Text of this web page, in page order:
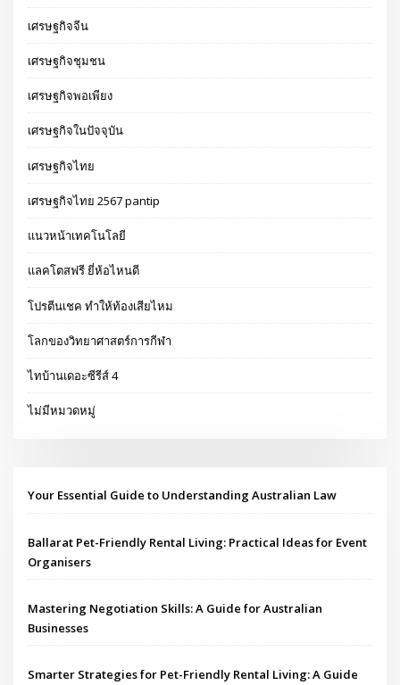
เศรษฐกิจจีน
เศรษฐกิจชุมชน
เศรษฐกิจพอเพียง
เศรษฐกิจในปัจจุบัน
เศรษฐกิจไทย
เศรษฐกิจไทย 2567 pantip
แนวหน้าเทคโนโลยี
แลคโตสฟรี ยี่ห้อไหนดี
โปรตีนเชค ทำให้ท้องเสียไหม
โลกของวิทยาศาสตร์การกีฬา
ไทบ้านเดอะซีรีส์ 4
ไม่มีหมวดหมู่
Your Essential Guide to Understanding Australian Law
Ballarat Pet-Friendly Rental Living: Practical Ideas for Event
Organisers
Mastering Negotiation Skills: A Guide for Australian
Businesses
Smarter Strategies for Pet-Friendly Rental Living: A Guide